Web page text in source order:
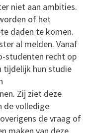
niet aan ambities.
of het
daden te komen.
al melden. Vanaf
studenten recht op
tijdelijk hun studie
Zij ziet deze
de volledige
de vraag of
maken van deze